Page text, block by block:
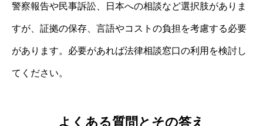
警察報告や民事訴訟、日本への相談など選択肢がありま
すが、証拠の保存、言語やコストの負担を考慮する必要
があります。必要があれば法律相談窓口の利用を検討し
てください。
よくある質問とその答え